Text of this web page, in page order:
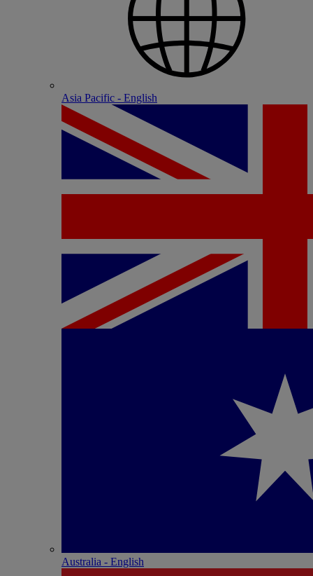
Asia Pacific - English
Australia - English